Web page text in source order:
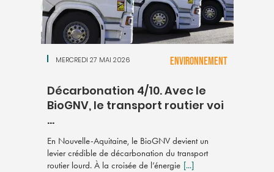
MERCREDI 27 MAI 2026
Décarbonation 4/10. Avec le
BioGNV, le transport routier voi
...
En Nouvelle-Aquitaine, le BioGNV devient un
levier crédible de décarbonation du transport
routier lourd. À la croisée de l’énergie [...]
ENVIRONNEMENT